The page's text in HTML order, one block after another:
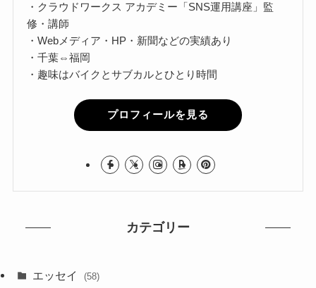
・クラウドワークス アカデミー「SNS運用講座」監
修・講師
・Webメディア・HP・新聞などの実績あり
・千葉⇔福岡
・趣味はバイクとサブカルとひとり時間
プロフィールを見る
カテゴリー
エッセイ (58)